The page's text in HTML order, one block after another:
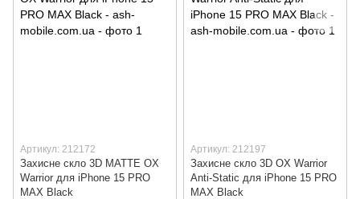
Артикул: 212172
Захисне скло 3D MATTE OX
Warrior для iPhone 15 PRO
MAX Black
Артикул: 212197
Захисне скло 3D OX Warrior
Anti-Static для iPhone 15 PRO
MAX Black